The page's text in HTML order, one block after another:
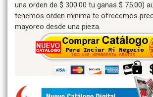
una orden de $ 300.00 tu ganas $ 75.00)
tenemos orden minima te ofrecemos
mayoreo desde una pieza.